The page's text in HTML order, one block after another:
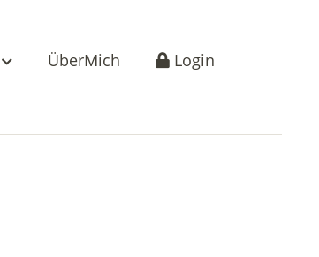
ÜberMich Login